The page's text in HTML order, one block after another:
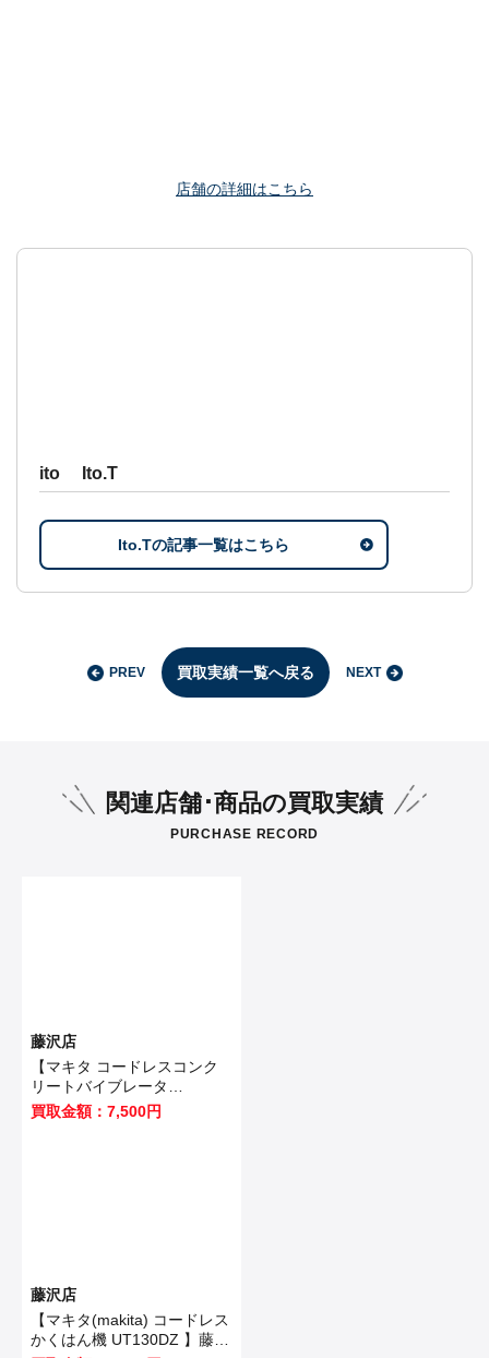
店舗の詳細はこちら
ito Ito.T
Ito.Tの記事一覧はこちら
PREV 買取実績一覧へ戻る NEXT
関連店舗･商品の買取実績
PURCHASE RECORD
藤沢店
【マキタ コードレスコンク
リートバイブレータ
VR350DZ 】藤沢市のお客様
から買取させていただきまし
買取金額：7,500円
藤沢店
【マキタ(makita) コードレス
かくはん機 UT130DZ 】藤沢